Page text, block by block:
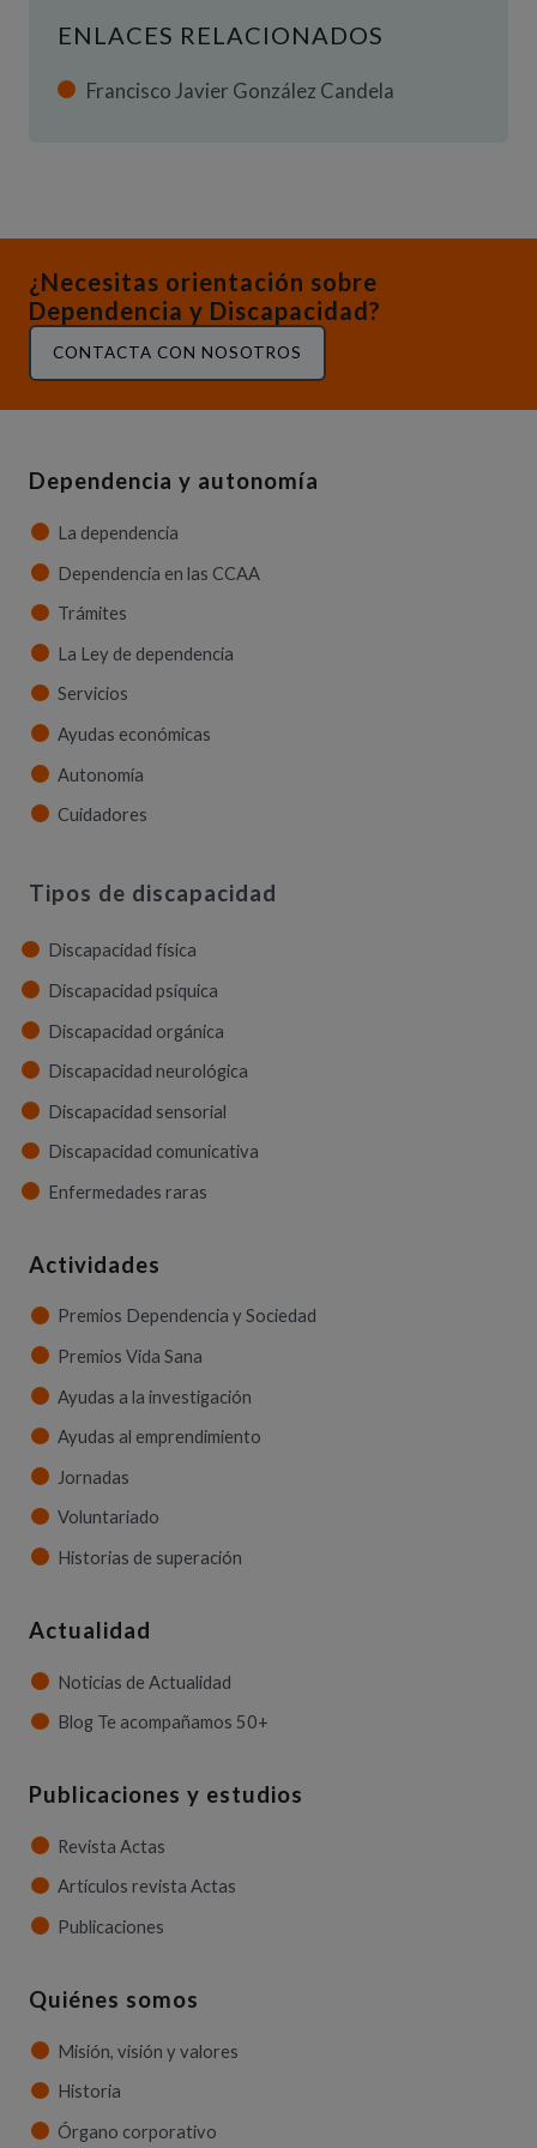
ENLACES RELACIONADOS
Francisco Javier González Candela
¿Necesitas orientación sobre
Dependencia y Discapacidad?
CONTACTA CON NOSOTROS
Dependencia y autonomía
La dependencia
Dependencia en las CCAA
Trámites
La Ley de dependencia
Servicios
Ayudas económicas
Autonomía
Cuidadores
Tipos de discapacidad
Discapacidad física
Discapacidad psíquica
Discapacidad orgánica
Discapacidad neurológica
Discapacidad sensorial
Discapacidad comunicativa
Enfermedades raras
Actividades
Premios Dependencia y Sociedad
Premios Vida Sana
Ayudas a la investigación
Ayudas al emprendimiento
Jornadas
Voluntariado
Historias de superación
Actualidad
Noticias de Actualidad
Blog Te acompañamos 50+
Publicaciones y estudios
Revista Actas
Artículos revista Actas
Publicaciones
Quiénes somos
Misión, visión y valores
Historia
Órgano corporativo